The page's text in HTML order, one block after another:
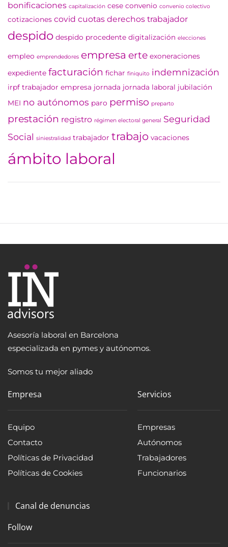
bonificaciones capitalización cese convenio convenio colectivo
cotizaciones covid cuotas derechos trabajador
despido despido procedente digitalización elecciones
empleo emprendedores empresa erte exoneraciones
expediente facturación fichar finiquito indemnización
irpf trabajador empresa jornada jornada laboral jubilación
MEI no autónomos paro permiso preparto
prestación registro régimen electoral general
Seguridad
Social siniestralidad trabajador trabajo vacaciones
ámbito laboral
Asesoría laboral en Barcelona
especializada en pymes y autónomos.
Somos tu mejor aliado
Empresa
Equipo
Contacto
Políticas de Privacidad
Políticas de Cookies
Canal de denuncias
Servicios
Empresas
Autónomos
Trabajadores
Funcionarios
Follow